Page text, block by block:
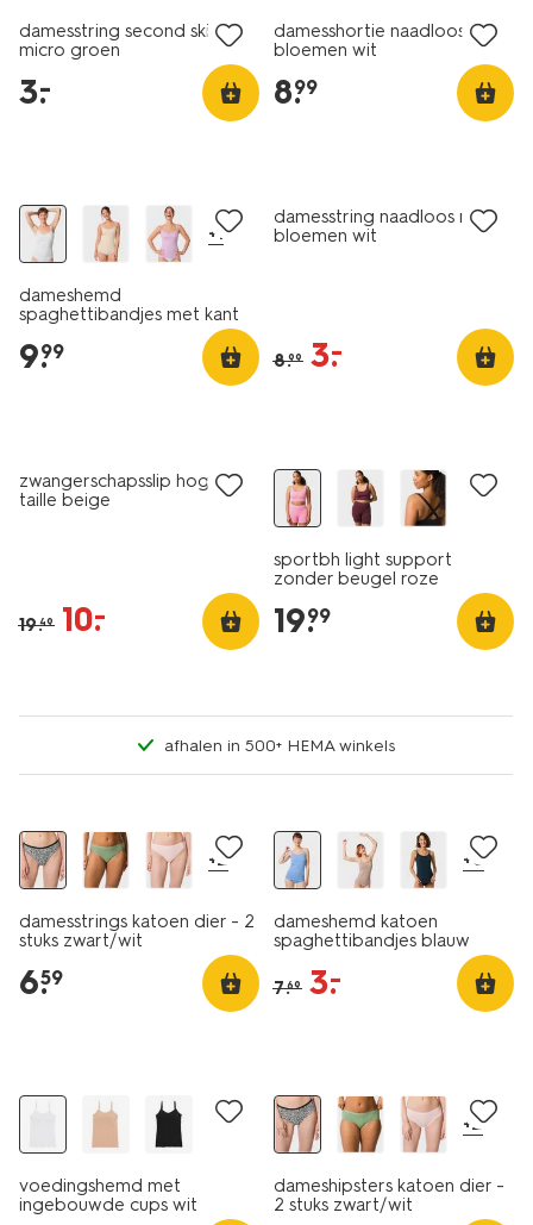
damesstring second skin
micro groen
3.
–
damesshortie naadloos rib
bloemen wit
8.
99
+1
dameshemd
spaghettibandjes met kant
9.
99
damesstring naadloos rib
bloemen wit
8.99 3.
–
zwangerschapsslip hoge
taille beige
19.49 10.
–
sportbh light support
zonder beugel roze
19.
99
afhalen in 500+ HEMA winkels
+2
damesstrings katoen dier - 2
stuks zwart/wit
6.
59
+6
dameshemd katoen
spaghettibandjes blauw
7.69 3.
–
voedingshemd met
ingebouwde cups wit
+2
dameshipsters katoen dier -
2 stuks zwart/wit